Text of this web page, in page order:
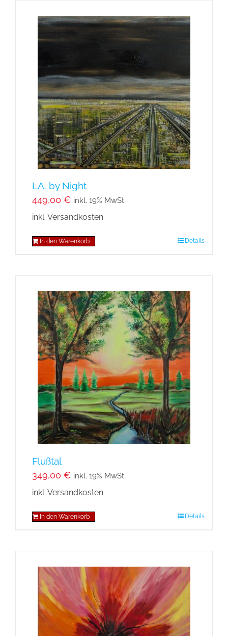
LA. by Night
449,00 € inkl. 19% MwSt.
inkl. Versandkosten
In den Warenkorb Details
Flußtal
349,00 € inkl. 19% MwSt.
inkl. Versandkosten
In den Warenkorb Details